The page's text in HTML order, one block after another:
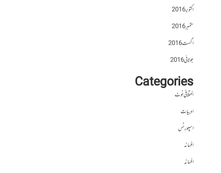
اکتوبر 2016
ستمبر 2016
اگست 2016
جولائی 2016
Categories
اختلافی نوٹ
ادبیات
اسپورٹس
افسانہ
افسانہ